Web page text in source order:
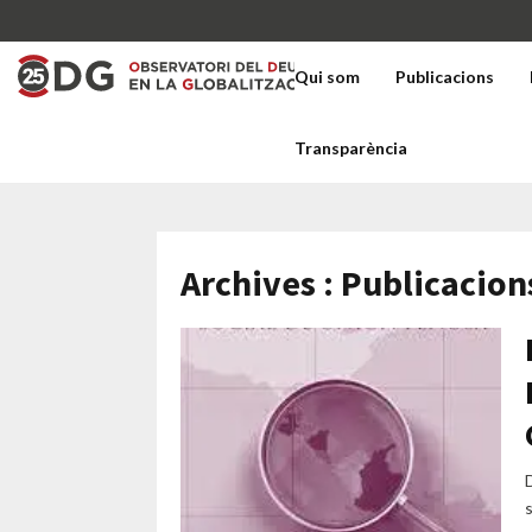
Qui som Publicacions
Transparència
Archives :